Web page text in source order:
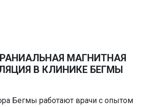
МАГНИТНАЯ
В КЛИНИКЕ БЕГМЫ
Бегмы работают врачи с опытом